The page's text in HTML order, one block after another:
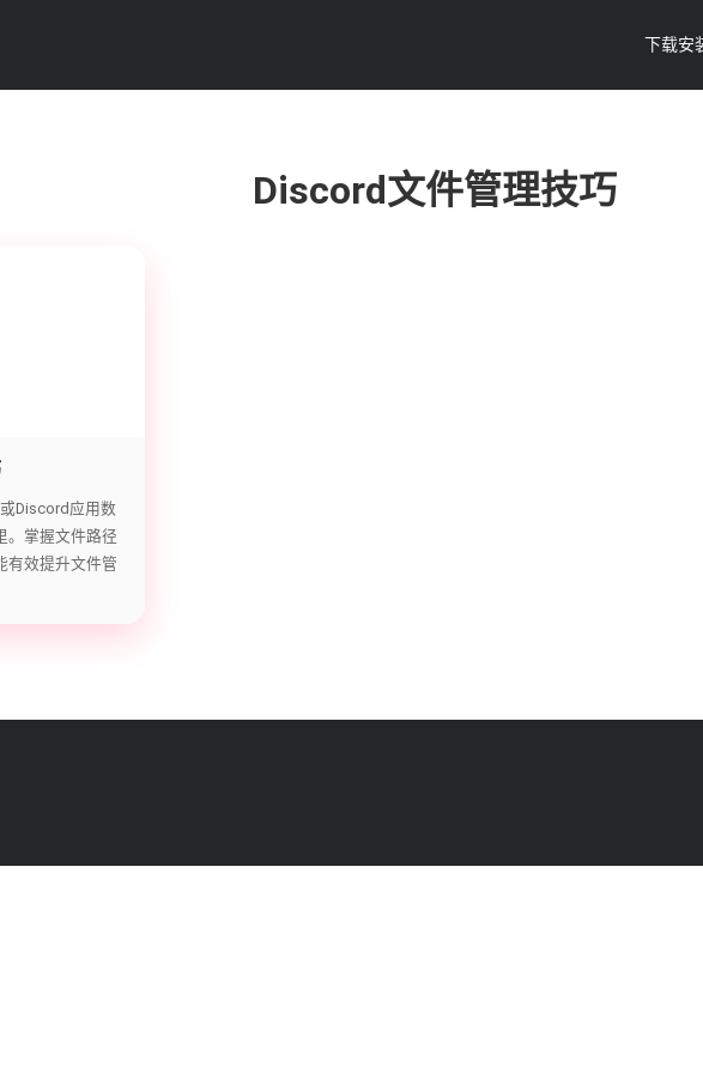
下载安
Discord文件管理技巧
Discord应用数
。掌握文件路径
有效提升文件管